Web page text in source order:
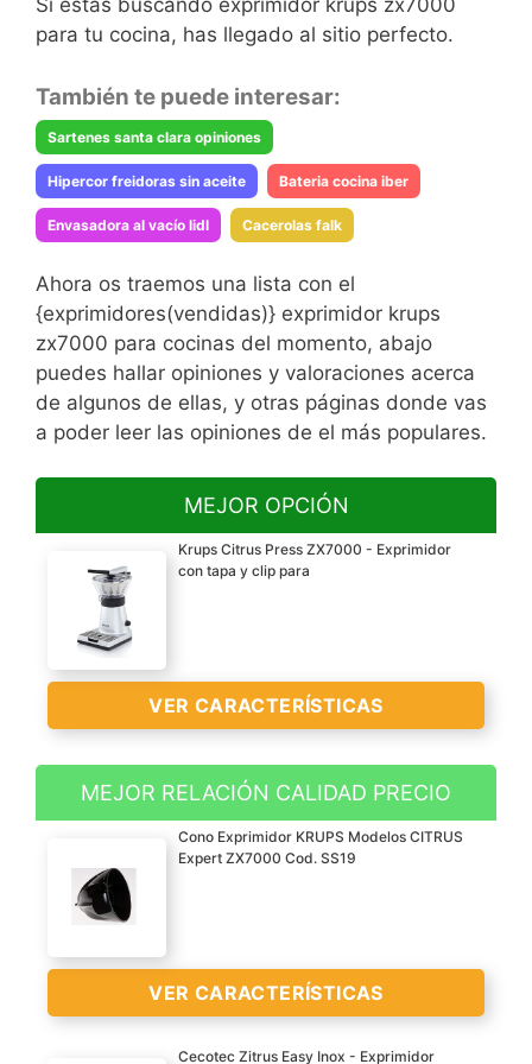
Si estas buscando exprimidor krups zx7000
para tu cocina, has llegado al sitio perfecto.
También te puede interesar:
Sartenes santa clara opiniones
Hipercor freidoras sin aceite Bateria cocina iber
Envasadora al vacío lidl Cacerolas falk
Ahora os traemos una lista con el
{exprimidores(vendidas)} exprimidor krups
zx7000 para cocinas del momento, abajo
puedes hallar opiniones y valoraciones acerca
de algunos de ellas, y otras páginas donde vas
a poder leer las opiniones de el más populares.
MEJOR OPCIÓN
Krups Citrus Press ZX7000 - Exprimidor
con tapa y clip para
VER CARACTERÍSTICAS
Exprimidor de acero
inoxidable de sistema de
servicio directo al vaso,
óptimo para preparar
zumo o un solo vaso
Motor de 130 W de
de Inox para no perder ni
MEJOR RELACIÓN CALIDAD PRECIO
Cono Exprimidor KRUPS Modelos CITRUS
Expert ZX7000 Cod. SS19
VER CARACTERÍSTICAS
Cecotec Zitrus Easy Inox - Exprimidor